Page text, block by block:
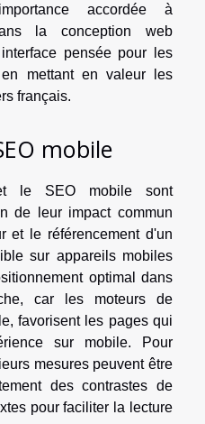
accordée à
la conception web
pensée pour les
mettant en valeur les
français.
mobile
le SEO mobile sont
de leur impact commun
et le référencement d'un
sur appareils mobiles
optimal dans
car les moteurs de
favorisent les pages qui
sur mobile. Pour
mesures peuvent être
des contrastes de
pour faciliter la lecture